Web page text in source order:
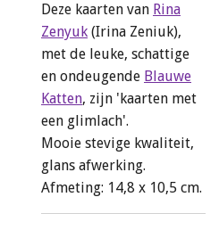
Deze kaarten van Rina
Zenyuk (Irina Zeniuk),
met de leuke, schattige
en ondeugende Blauwe
Katten, zijn 'kaarten met
een glimlach'.
Mooie stevige kwaliteit,
glans afwerking.
Afmeting: 14,8 x 10,5 cm.